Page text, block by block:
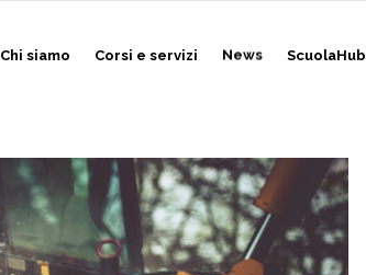
Chi siamo Corsi e servizi News ScuolaHub